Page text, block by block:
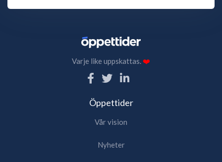
Varje like uppskattas.❤️
Öppettider
Vår vision
Nyheter